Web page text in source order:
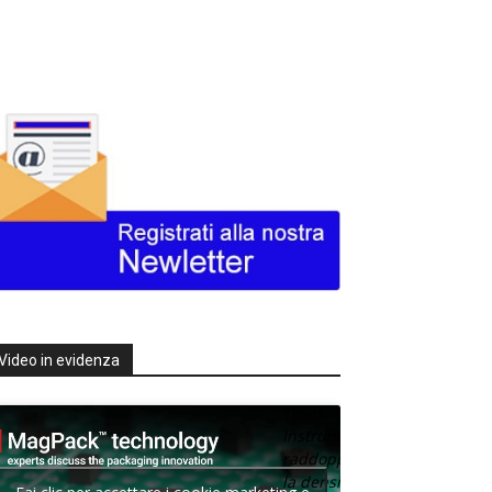
in evidenza
Texas
raddoppia
la densità